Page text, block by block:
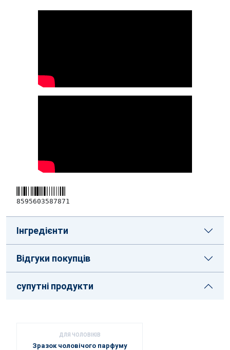
8595603587871
Інгредієнти
Відгуки покупців
супутні продукти
ДЛЯ ЧОЛОВІКІВ
Зразок чоловічого парфуму